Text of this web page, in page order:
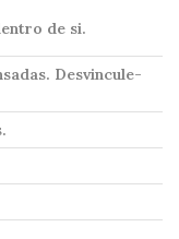
de si.
Desvincule-